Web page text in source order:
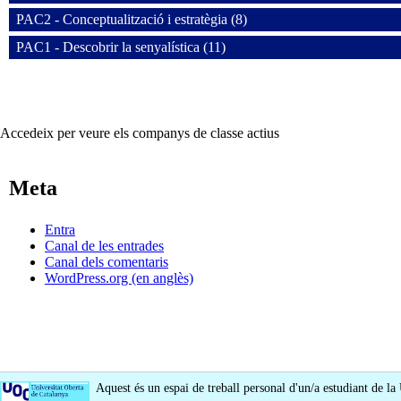
PAC2 - Conceptualització i estratègia (8)
PAC1 - Descobrir la senyalística (11)
Accedeix per veure els companys de classe actius
Meta
Entra
Canal de les entrades
Canal dels comentaris
WordPress.org (en anglès)
Aquest és un espai de treball personal d'un/a estudiant de